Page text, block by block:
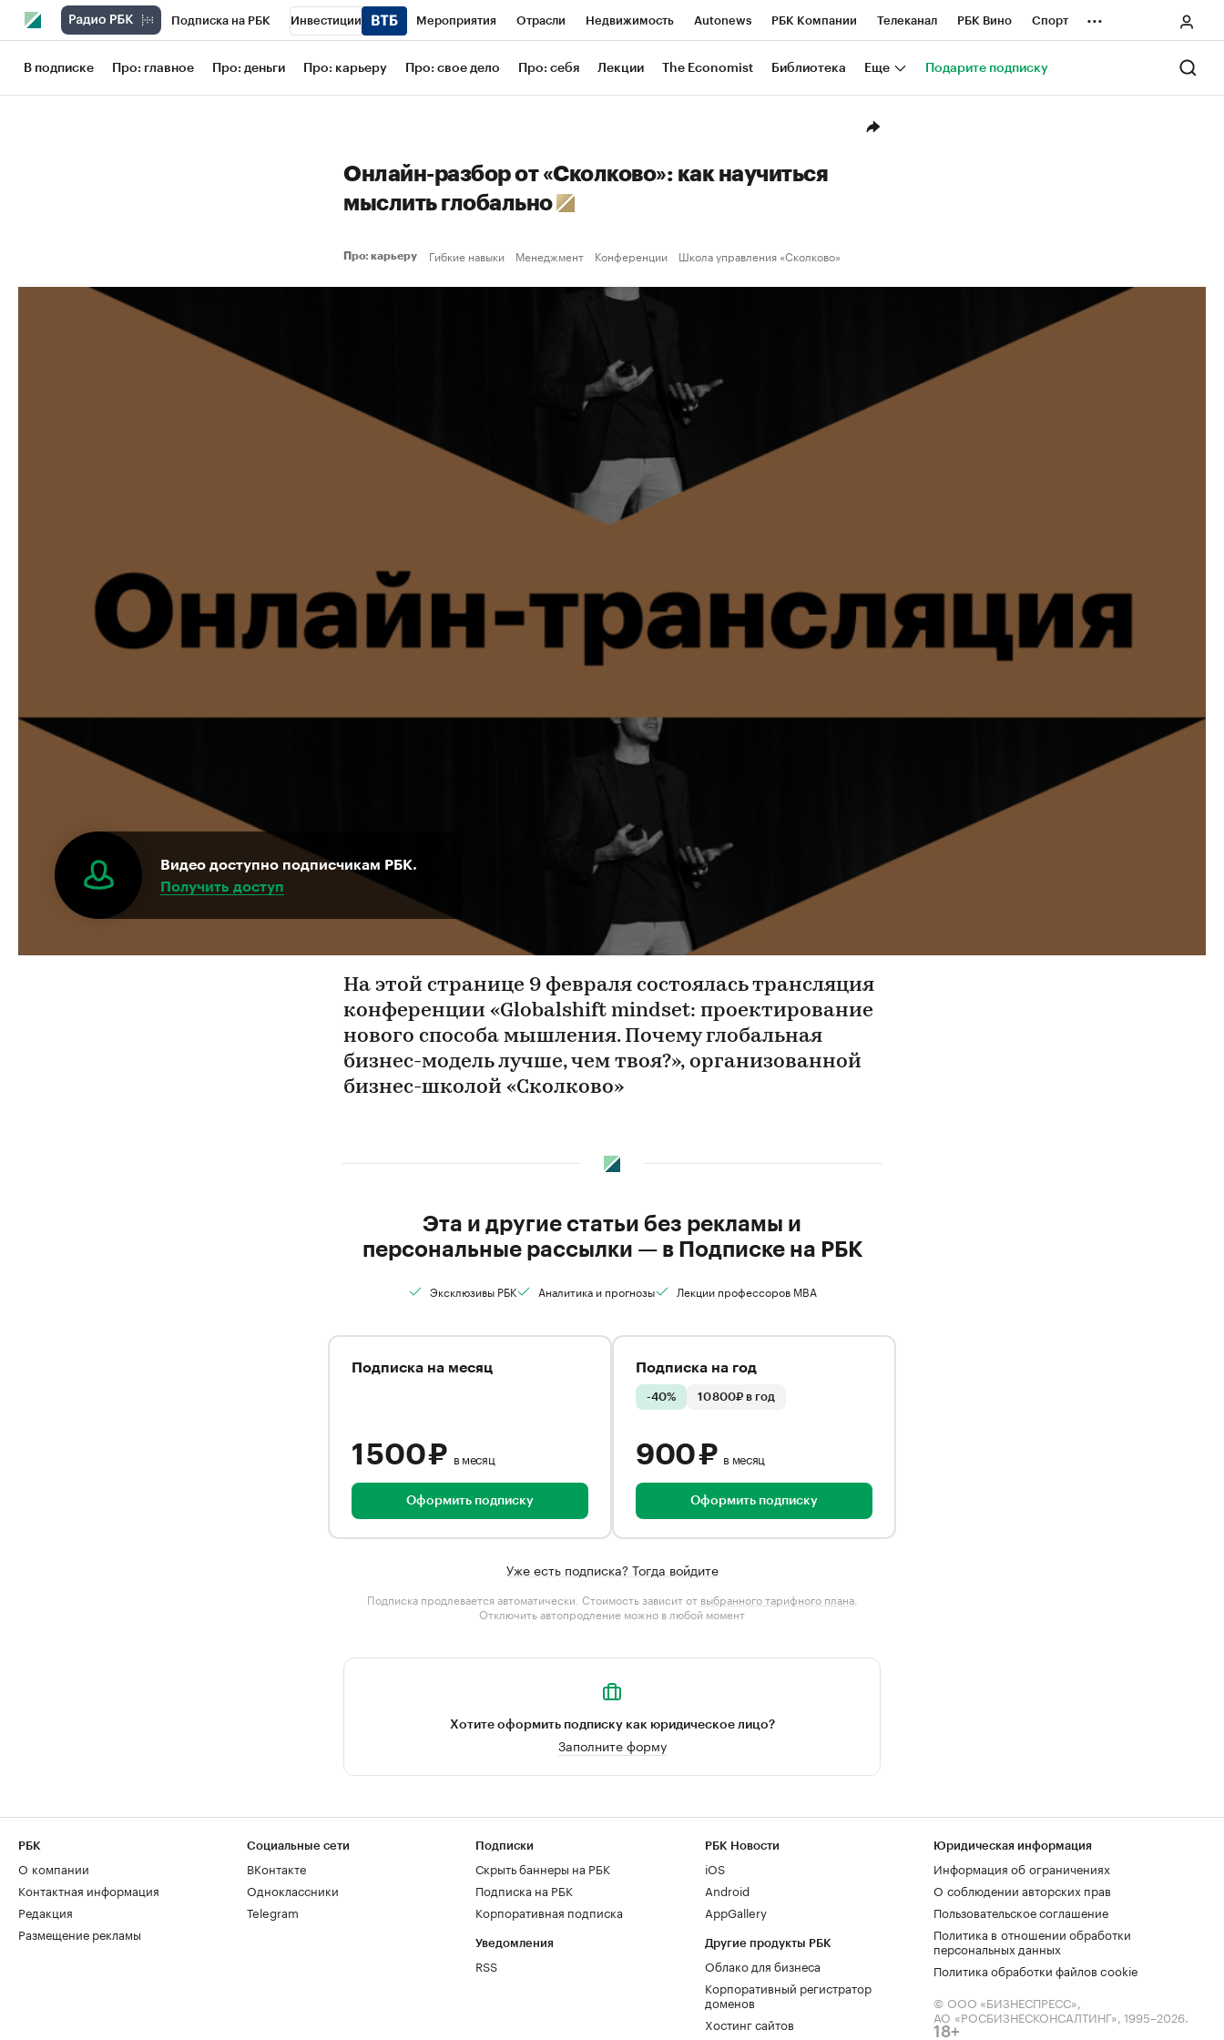
Подписка на РБК Инвестиции Мероприятия Отрасли Недвижимость Autonews РБК Компании Телеканал РБК Вино Спорт
Школа управления РБК РБК Образование РБК Life Тренды Визионеры Национальные проекты Город
...
В подписке Про: главное Про: деньги Про: карьеру Про: свое дело Про: себя Лекции The Economist Библиотека Еще Подарите подписку
Онлайн-разбор от «Сколково»: как научиться
мыслить глобально
Про: карьеру Гибкие навыки Менеджмент Конференции Школа управления «Сколково»
Видео доступно подписчикам РБК.
Получить доступ
На этой странице 9 февраля состоялась трансляция
конференции «Globalshift mindset: проектирование
нового способа мышления. Почему глобальная
бизнес-модель лучше, чем твоя?», организованной
бизнес-школой «Сколково»
Эта и другие статьи без рекламы и
персональные рассылки — в Подписке на РБК
Эксклюзивы РБК Аналитика и прогнозы Лекции профессоров MBA
Подписка на месяц
1 500 ₽ в месяц
Оформить подписку
Подписка на год
-40% 10 800₽ в год
900 ₽ в месяц
Оформить подписку
Уже есть подписка? Тогда войдите
Подписка продлевается автоматически. Стоимость зависит от выбранного тарифного плана.
Отключить автопродление можно в любой момент
Хотите оформить подписку как юридическое лицо?
Заполните форму
РБК
О компании
Контактная информация
Редакция
Размещение рекламы
Социальные сети
ВКонтакте
Одноклассники
Telegram
Подписки
Скрыть баннеры на РБК
Подписка на РБК
Корпоративная подписка
Уведомления
RSS
РБК Новости
iOS
Android
AppGallery
Другие продукты РБК
Облако для бизнеса
Корпоративный регистратор
доменов
Хостинг сайтов
Юридическая информация
Информация об ограничениях
О соблюдении авторских прав
Пользовательское соглашение
Политика в отношении обработки
персональных данных
Политика обработки файлов cookie
© ООО «БИЗНЕСПРЕСС»,
АО «РОСБИЗНЕСКОНСАЛТИНГ», 1995–2026.
18+